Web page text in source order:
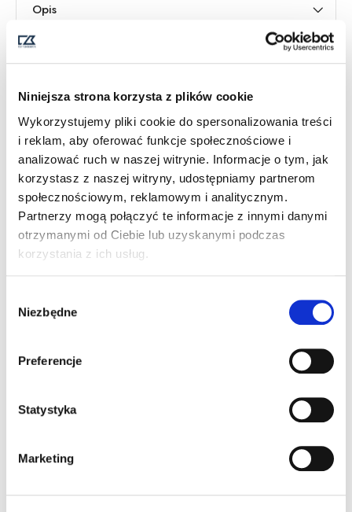
Niniejsza strona korzysta z plików cookie
Wykorzystujemy pliki cookie do spersonalizowania treści
i reklam, aby oferować funkcje społecznościowe i
analizować ruch w naszej witrynie. Informacje o tym, jak
korzystasz z naszej witryny, udostępniamy partnerom
społecznościowym, reklamowym i analitycznym.
Partnerzy mogą połączyć te informacje z innymi danymi
otrzymanymi od Ciebie lub uzyskanymi podczas
korzystania z ich usług.
Niezbędne
Preferencje
Statystyka
Marketing
Opis
Informacje dodatkowe
Tabela Rozmiarów
SKU:
KategorieBluzy męskie, Golf
Wersja Męska/Damska
ZŁ